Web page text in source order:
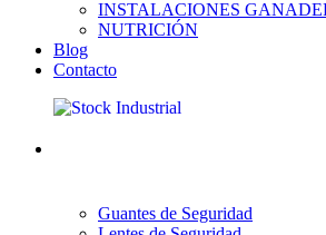
INSTALACIONES
NUTRICIÓN
Blog
Contacto
Guantes de Seguridad